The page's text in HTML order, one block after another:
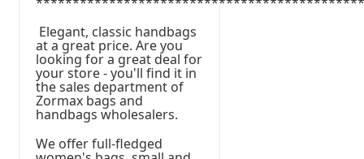
Elegant, classic handbags
at a great price. Are you
looking for a great deal for
your store - you'll find it in
the sales department of
Zormax bags and
handbags wholesalers.
We offer full-fledged